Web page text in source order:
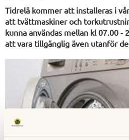
Tidrelä kommer att installeras i
att tvättmaskiner och
kunna användas mellan kl 07.00 -
att vara tillgänglig även utanför